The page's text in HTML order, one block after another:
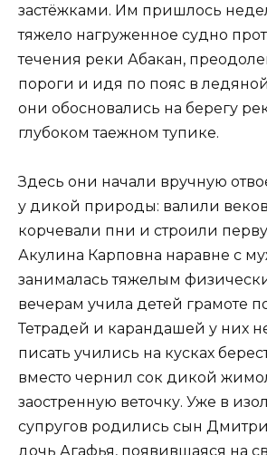
застёжками. Им пришлось
тяжело нагруженное судно
течения реки Абакан,
пороги и идя по пояс в
они обосновались на берегу
глубоком таежном тупике.
Здесь они начали вручную
у дикой природы: валили
корчевали пни и строили
Акулина Карповна наравне с
занималась тяжелым
вечерам учила детей грамоте
Тетрадей и карандашей у них
писать учились на кусках
вместо чернил сок дикой
заостренную веточку. Уже в
супругов родились сын
дочь Агафья, появившаяся на